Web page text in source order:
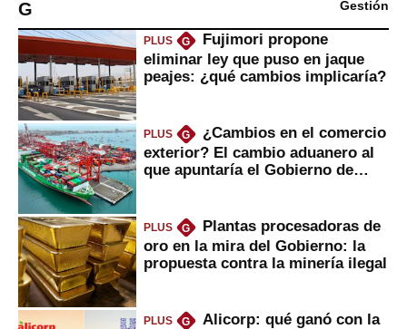
G
Gestión
PLUS G
Fujimori propone
eliminar ley que puso en jaque
peajes: ¿qué cambios implicaría?
PLUS G
¿Cambios en el comercio
exterior? El cambio aduanero al
que apuntaría el Gobierno de
PLUS G
Plantas procesadoras de
oro en la mira del Gobierno: la
propuesta contra la minería ilegal
PLUS G
Alicorp: qué ganó con la